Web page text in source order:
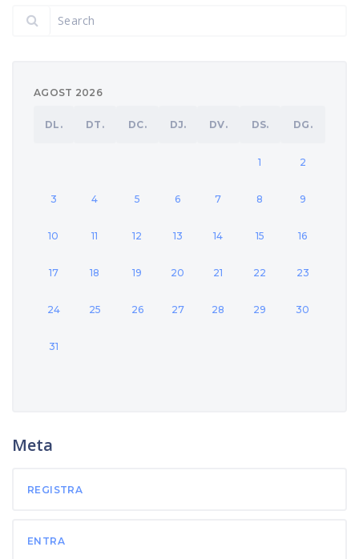
AGOST 2026
DL. DT. DC. DJ. DV. DS. DG.
1 2
3 4 5 6 7 8 9
10 11 12 13 14 15 16
17 18 19 20 21 22 23
24 25 26 27 28 29 30
31
Meta
REGISTRA
ENTRA